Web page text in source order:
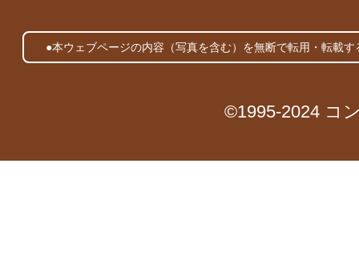
●本ウェブページの内容（写真を含む）を無断で転用・転載
©1995-2024 コ